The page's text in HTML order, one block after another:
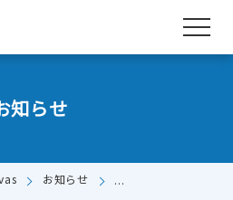
知らせ
お知らせ